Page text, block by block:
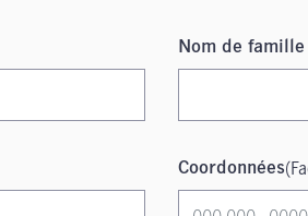
Nom de famille
Coordonnées